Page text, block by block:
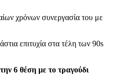
χρόνων συνεργασία του με
επιτυχία στα τέλη των 90s
6 θέση με το τραγούδι